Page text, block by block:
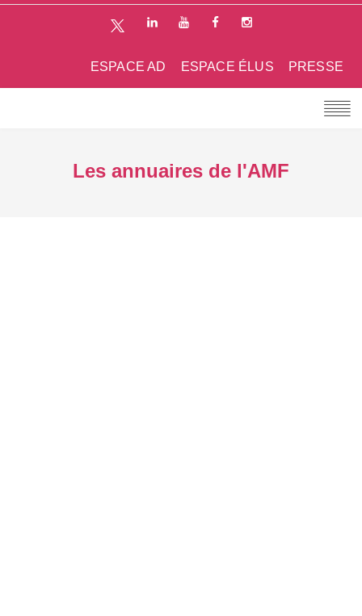
PRESSE
ESPACE ÉLUS
ESPACE AD
Les annuaires de l'AMF